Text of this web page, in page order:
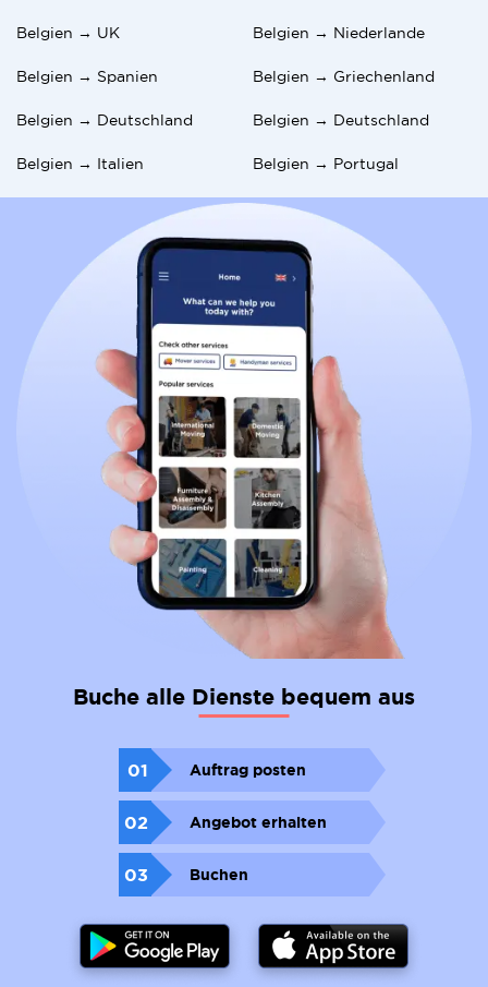
Belgien → UK Belgien → Niederlande
Belgien → Spanien Belgien → Griechenland
Belgien → Deutschland Belgien → Deutschland
Belgien → Italien Belgien → Portugal
Buche alle Dienste bequem aus
01 Auftrag posten
02 Angebot erhalten
03 Buchen